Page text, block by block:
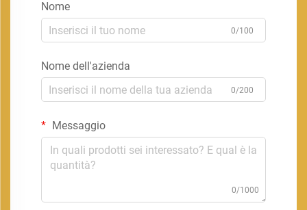
Nome
0/100
Nome dell'azienda
0/200
Messaggio
0/1000